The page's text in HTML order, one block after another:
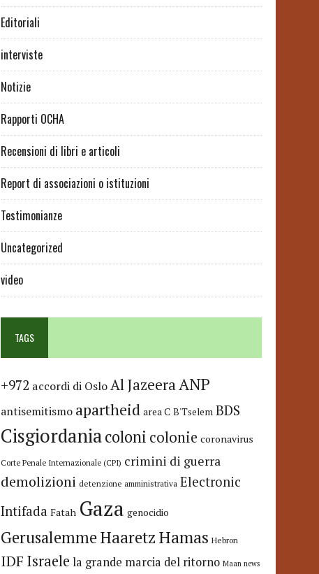
Editoriali
interviste
Notizie
Rapporti OCHA
Recensioni di libri e articoli
Report di associazioni o istituzioni
Testimonianze
Uncategorized
video
TAGS
+972 accordi di OsloAl JazeeraANP
antisemitismo apartheid area C B'Tselem BDS
Cisgiordaniacoloni colonie coronavirus
Corte Penale Internazionale (CPI) crimini di guerra
demolizioni detenzione amministrativa Electronic
Intifada Fatah Gaza genocidio
GerusalemmeHaaretzHamas Hebron
IDF Israele la grande marcia del ritorno Maan news